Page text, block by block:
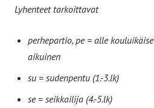
Lyhenteet tarkoittavat
perhepartio, pe = alle
aikuinen
su = sudenpentu (1.-3.lk)
se = seikkailija (4.-5.lk)